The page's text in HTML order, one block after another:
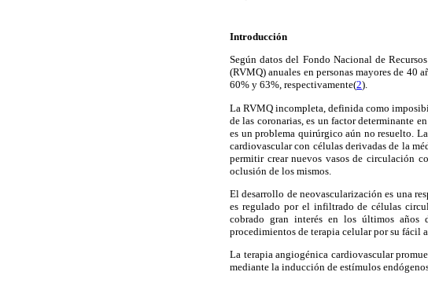
Introducción
Según datos del Fondo Nacional de
(RVMQ) anuales en personas mayores de 40
60% y 63%, respectivamente(2).
La RVMQ incompleta, definida como
de las coronarias, es un factor determinante
es un problema quirúrgico aún no resuelto.
cardiovascular con células derivadas de la
permitir crear nuevos vasos de circulación
oclusión de los mismos.
El desarrollo de neovascularización es una
es regulado por el infiltrado de células
cobrado gran interés en los últimos años
procedimientos de terapia celular por su fácil
La terapia angiogénica cardiovascular
mediante la inducción de estímulos